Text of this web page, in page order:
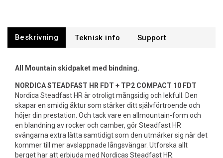
Beskrivning Support
All Mountain skidpaket med bindning.
NORDICA STEADFAST HR FDT + TP2 COMPACT 10 FDT
Nordica Steadfast HR är otroligt mångsidig och lekfull. Den
skapar en smidig åktur som stärker ditt självförtroende och
höjer din prestation. Och tack vare en allmountain-form och
en blandning av rocker och camber, gör Steadfast HR
svängarna extra lätta samtidigt som den utmärker sig när det
kommer till mer avslappnade långsvängar. Utforska allt
berget har att erbjuda med Nordicas Steadfast HR.